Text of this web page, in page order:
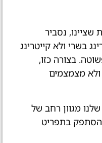
שציינו, נסביר
בשרי ולא קייטרינג
בצורה כזו,
ולא מצמצמים
מגוון רחב של
בתפריט